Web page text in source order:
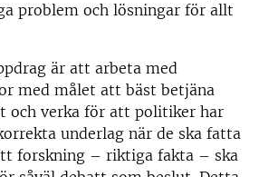
problem och lösningar för allt
är att arbeta med
med målet att bäst betjäna
och verka för att politiker har
underlag när de ska fatta
forskning – riktiga fakta – ska